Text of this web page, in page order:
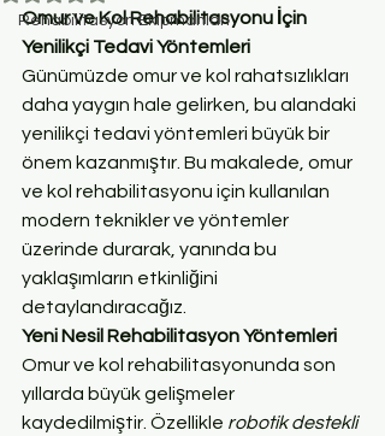
Rehabilitasyon Ekipmanları
Omur ve Kol Rehabilitasyonu İçin
Yenilikçi Tedavi Yöntemleri
Günümüzde omur ve kol rahatsızlıkları
daha yaygın hale gelirken, bu alandaki
yenilikçi tedavi yöntemleri büyük bir
önem kazanmıştır. Bu makalede, omur
ve kol rehabilitasyonu için kullanılan
modern teknikler ve yöntemler
üzerinde durarak, yanında bu
yaklaşımların etkinliğini
detaylandıracağız.
Yeni Nesil Rehabilitasyon Yöntemleri
Omur ve kol rehabilitasyonunda son
yıllarda büyük gelişmeler
kaydedilmiştir. Özellikle robotik destekli